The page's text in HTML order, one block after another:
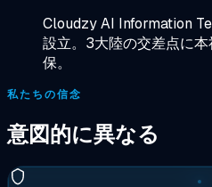
Cloudzy AI Information
設立。3大陸の交差点に
保。
私たちの信念
意図的に異なる